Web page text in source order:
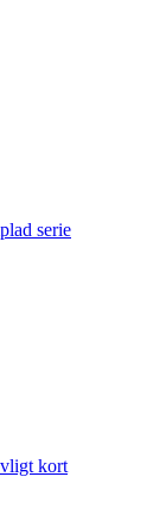
serie
kort